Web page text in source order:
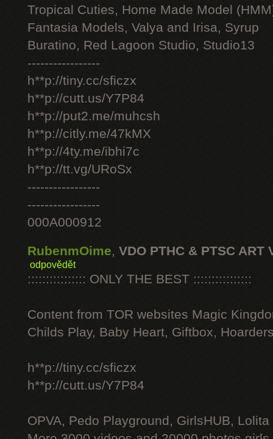
Tropical Cuties, Home Made Model
Fantasia Models, Valya and Irisa, Syrup
Buratino, Red Lagoon Studio, Studio13
-----------------
h**p://tiny.cc/sficzx
h**p://cutt.us/Y7P84
h**p://put2.me/muhcsh
h**p://citly.me/47kMX
h**p://4ty.me/ibhi7c
h**p://tt.vg/URoSx
-----------------
-----------------
000A000912
RubenmOime, VDO PTHC & PTSC ART
odpovědět
:::::::::::::::: ONLY THE BEST ::::::::::::::::
Content from TOR websites Magic
Childs Play, Baby Heart, Giftbox,
h**p://tiny.cc/sficzx
h**p://cutt.us/Y7P84
OPVA, Pedo Playground, GirlsHUB, Lolita